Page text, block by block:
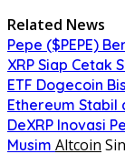
Related News
Pepe ($PEPE)
XRP Siap Cetak
ETF Dogecoin
Ethereum Stabil
DeXRP Inovasi
Musim Altcoin